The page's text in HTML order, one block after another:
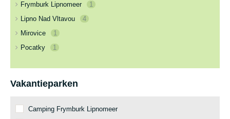
Frymburk Lipnomeer
1
Lipno Nad Vltavou
4
Mirovice
1
Pocatky
1
Vakantieparken
Camping Frymburk Lipnomeer